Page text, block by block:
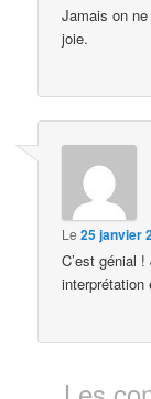
Jamais on ne
joie.
Le25 janvier
C’est génial
interprétation